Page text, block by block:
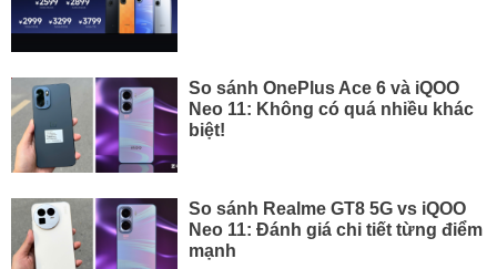
So sánh OnePlus Ace 6 và iQOO
Neo 11: Không có quá nhiều khác
biệt!
So sánh Realme GT8 5G vs iQOO
Neo 11: Đánh giá chi tiết từng điểm
mạnh